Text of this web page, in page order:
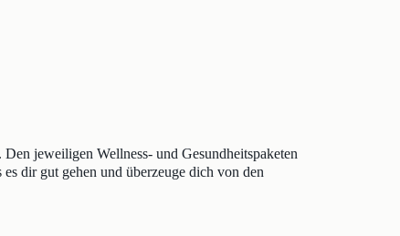
jeweiligen Wellness- und Gesundheitspaketen
dir gut gehen und überzeuge dich von den